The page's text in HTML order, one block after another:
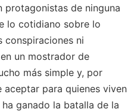
protagonistas de ninguna
lo cotidiano sobre lo
conspiraciones ni
un mostrador de
más simple y, por
para quienes viven
ganado la batalla de la